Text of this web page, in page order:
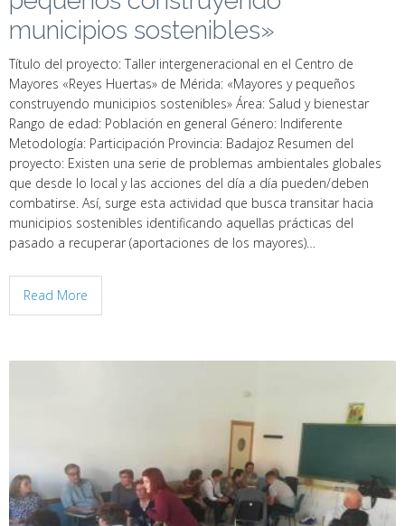
municipios sostenibles»
Título del proyecto: Taller intergeneracional en el Centro de
Mayores «Reyes Huertas» de Mérida: «Mayores y pequeños
construyendo municipios sostenibles» Área: Salud y bienestar
Rango de edad: Población en general Género: Indiferente
Metodología: Participación Provincia: Badajoz Resumen del
proyecto: Existen una serie de problemas ambientales globales
que desde lo local y las acciones del día a día pueden/deben
combatirse. Así, surge esta actividad que busca transitar hacia
municipios sostenibles identificando aquellas prácticas del
pasado a recuperar (aportaciones de los mayores)…
Read More